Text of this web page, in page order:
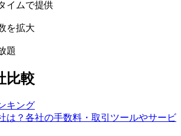
イムで提供
を拡大
題
比較
キング
は？各社の手数料・取引ツールやサービ